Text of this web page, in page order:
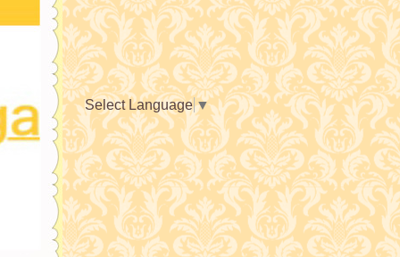
Select Language▼